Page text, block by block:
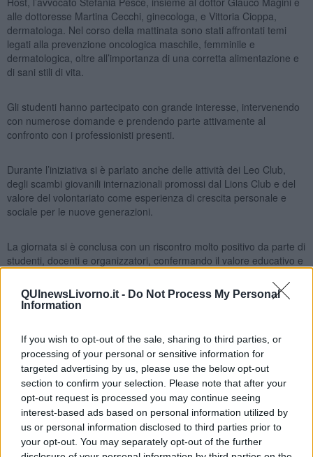
QUInewsLivorno.it - Do Not Process My Personal
Information
If you wish to opt-out of the sale, sharing to third parties, or
processing of your personal or sensitive information for
targeted advertising by us, please use the below opt-out
section to confirm your selection. Please note that after your
opt-out request is processed you may continue seeing
interest-based ads based on personal information utilized by
us or personal information disclosed to third parties prior to
your opt-out. You may separately opt-out of the further
alle dottoresse Martina Cecchi, ginecologa, e Vittoria Cioppa,
dermatologa. Nel corso della mattinata sono stati affrontati temi
legati alla prevenzione oncologica maschile, femminile e
dermatologica, oltre all’importanza di una corretta alimentazione e
di sani stili di vita.
Gli studenti hanno partecipato con grande interesse, intervenendo
con numerose domande e prendendo parte attivamente al
confronto con i professionisti presenti.
Durante l’iniziativa si è parlato anche delle attività dei Leo Club,
degli scambi giovanili internazionali promossi dal Lions Club e del
valore del volontariato come esperienza di crescita personale e
sociale per le nuove generazioni.
La giornata si è conclusa con un riscontro molto positivo da parte di
studenti, docenti e organizzatori, confermando il valore educativo e